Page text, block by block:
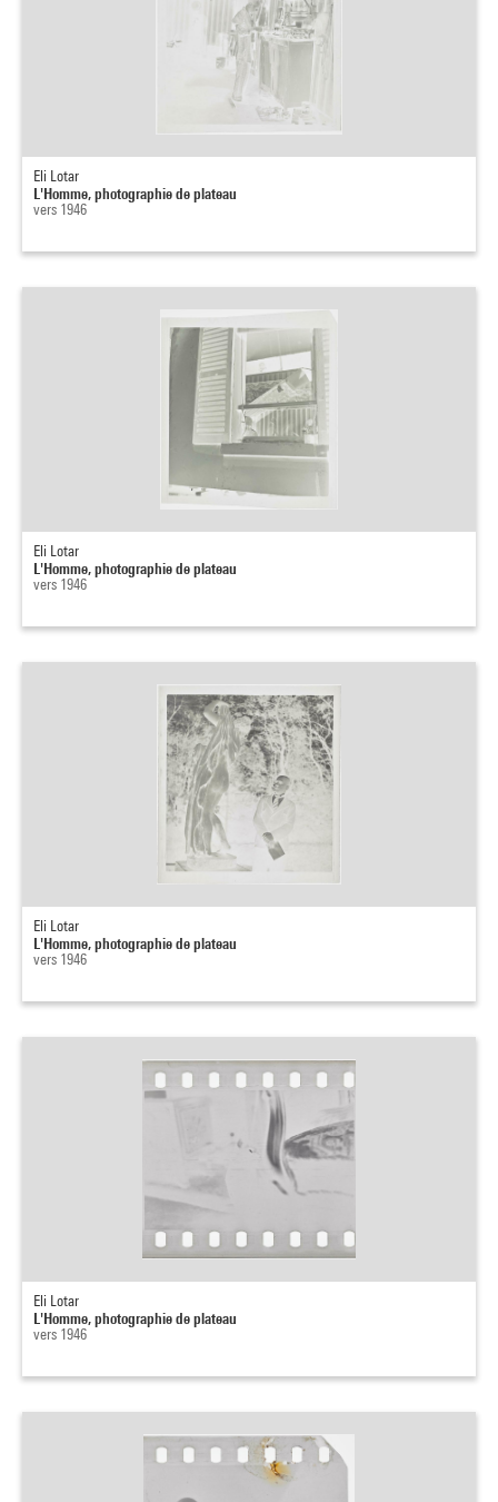
Eli Lotar
L'Homme, photographie de plateau
vers 1946
Eli Lotar
L'Homme, photographie de plateau
vers 1946
Eli Lotar
L'Homme, photographie de plateau
vers 1946
Eli Lotar
L'Homme, photographie de plateau
vers 1946